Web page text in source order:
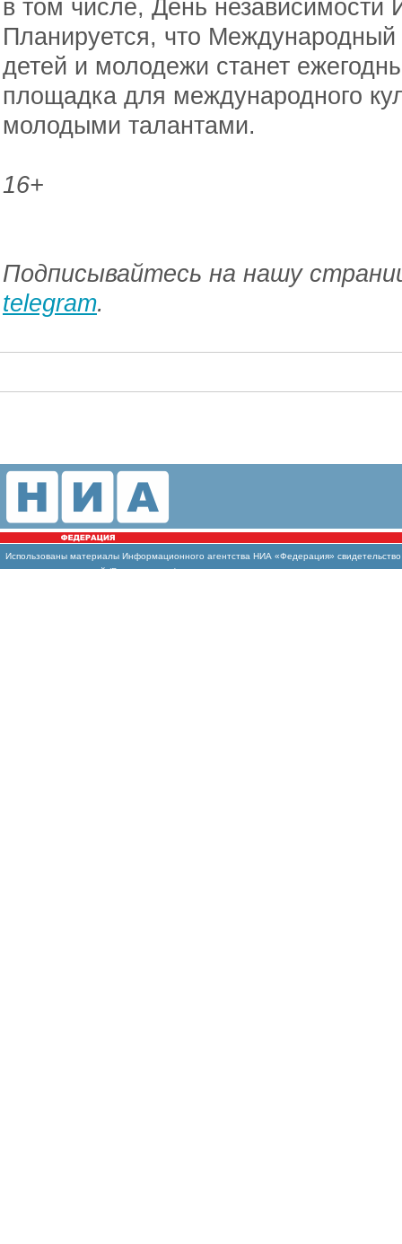
в том числе, День независимости
Планируется, что Международный
детей и молодежи станет
площадка для международного
молодыми талантами.
16+
Подписывайтесь на нашу
telegram.
Использованы материалы Информационного агентства НИА «Федерация»
массовых коммуникаций (Роскомнадзор)